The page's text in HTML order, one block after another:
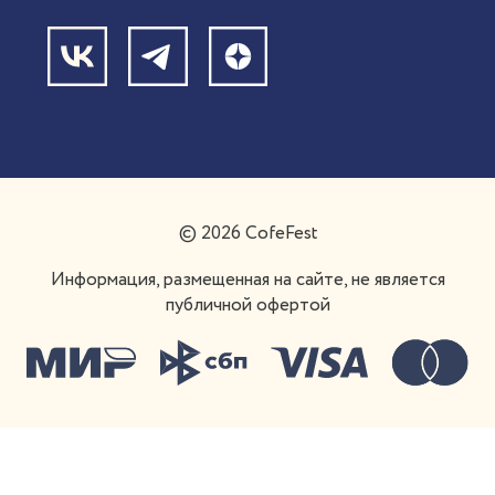
Открыть кофейню в мед. учреждении
Франшиза
Кофе в зернах
Оставить отзыв
Написать в поддержку
© 2026 CofeFest
Информация, размещенная на сайте, не является
публичной офертой